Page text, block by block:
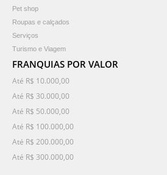
Pet shop
Roupas e calçados
Serviços
Turismo e Viagem
FRANQUIAS POR VALOR
Até R$ 10.000,00
Até R$ 30.000,00
Até R$ 50.000,00
Até R$ 100.000,00
Até R$ 200.000,00
Até R$ 300.000,00